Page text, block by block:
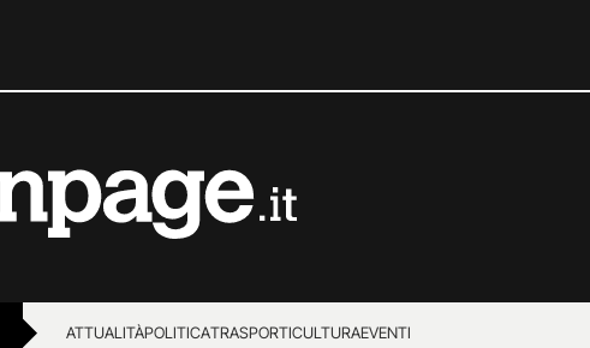
ATTUALITÀPOLITICATRASPORTICULTURAEVENTI